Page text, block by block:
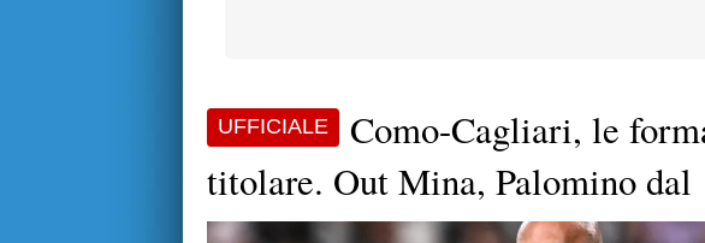
UFFICIALE
Como-Cagliari, le
titolare. Out Mina, Palomino dal